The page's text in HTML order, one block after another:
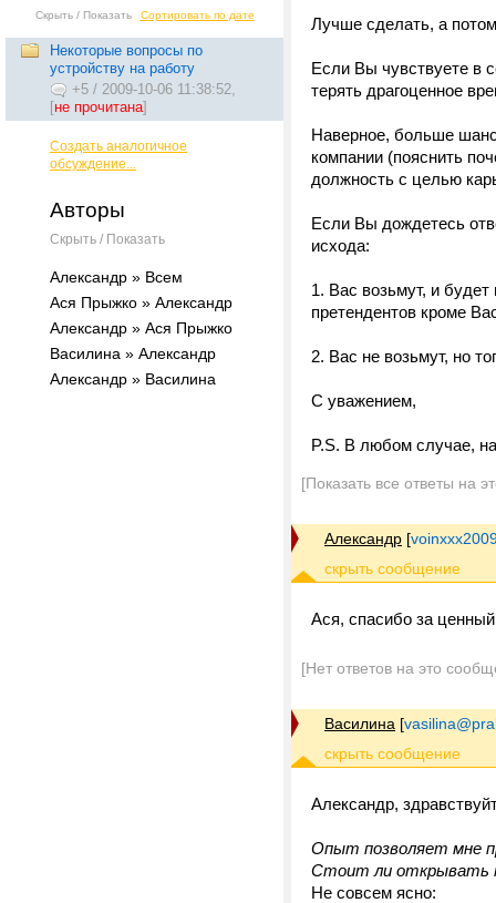
Скрыть / Показать Сортировать по дате
Некоторые вопросы по
устройству на работу
+5 / 2009-10-06 11:38:52,
[не прочитана]
Создать аналогичное
обсуждение...
Авторы
Скрыть / Показать
Александр » Всем
Ася Прыжко » Александр
Александр » Ася Прыжко
Василина » Александр
Александр » Василина
Лучше сделать, а
Если Вы чувствуете в
терять драгоценное
Наверное, больше
компании (пояснить
должность с целью
Если Вы дождетесь
исхода:
1. Вас возьмут, и
претендентов кроме
2. Вас не возьмут, но
С уважением,
P.S. В любом случае,
[Показать все ответы на
Александр [
Ася, спасибо за
[Нет ответов на это
Василина [
Александр,
Опыт позволяет мне
Стоит ли открывать
Не совсем ясно: